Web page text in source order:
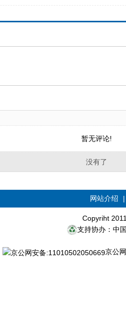
暂无评论!
没有了
网站介绍
Copyriht
支持协办：中
京公